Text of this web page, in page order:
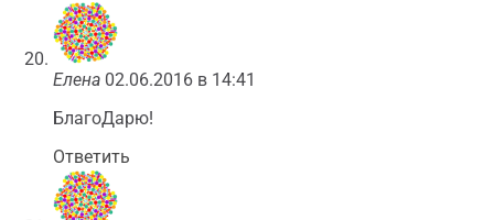
Елена 02.06.2016 в 14:41
БлагоДарю!
Ответить